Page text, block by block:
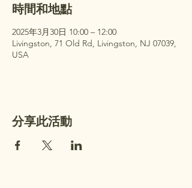
時間和地點
2025年3月30日 10:00 – 12:00
Livingston, 71 Old Rd, Livingston, NJ 07039,
USA
分享此活動